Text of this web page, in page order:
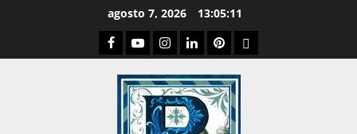
agosto 7, 2026 13:05:12
Facebook
YoutubeInstagram
LinkedPinterestDribbble